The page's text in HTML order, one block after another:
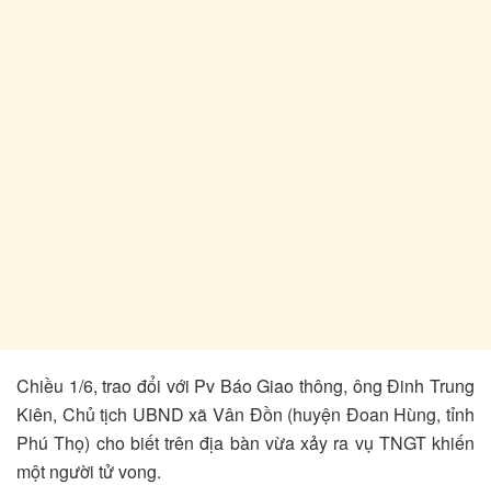
Chiều 1/6, trao đổi với Pv Báo Giao thông, ông Đinh Trung
Kiên, Chủ tịch UBND xã Vân Đồn (huyện Đoan Hùng, tỉnh
Phú Thọ) cho biết trên địa bàn vừa xảy ra vụ TNGT khiến
một người tử vong.